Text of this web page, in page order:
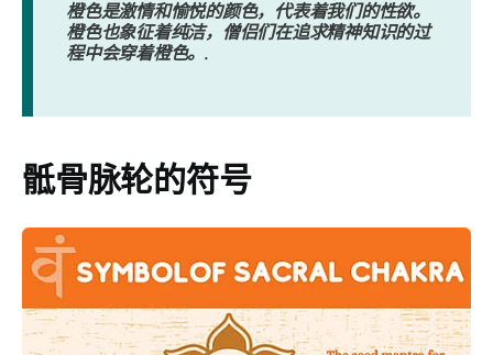
橙色是激情和愉悦的颜色，代表着我们的性欲。
橙色也象征着纯洁，僧侣们在追求精神知识的过
程中会穿着橙色。.
骶骨脉轮的符号